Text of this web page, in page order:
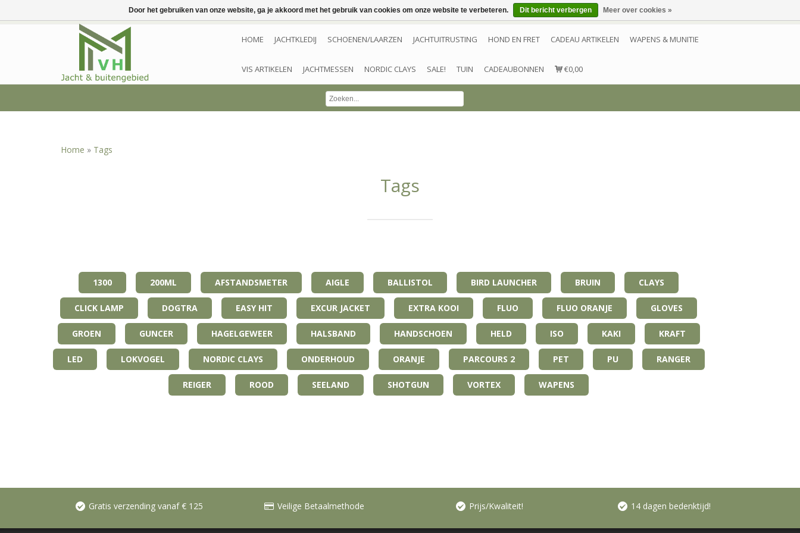
Inloggen Account aanmaken
HOME JACHTKLEDIJ SCHOENEN/LAARZEN JACHTUITRUSTING HOND EN FRET CADEAU ARTIKELEN WAPENS & MUNITIE
VIS ARTIKELEN JACHTMESSEN NORDIC CLAYS SALE! TUIN CADEAUBONNEN €0,00
Home » Tags
Tags
1300 200ML AFSTANDSMETER AIGLE BALLISTOL BIRD LAUNCHER BRUIN CLAYS
CLICK LAMP DOGTRA EASY HIT EXCUR JACKET EXTRA KOOI FLUO FLUO ORANJE GLOVES
GROEN GUNCER HAGELGEWEER HALSBAND HANDSCHOEN HELD ISO KAKI KRAFT
LED LOKVOGEL NORDIC CLAYS ONDERHOUD ORANJE PARCOURS 2 PET PU RANGER
REIGER ROOD SEELAND SHOTGUN VORTEX WAPENS
Gratis verzending vanaf € 125 Veilige Betaalmethode Prijs/Kwaliteit! 14 dagen bedenktijd!
Door het gebruiken van onze website, ga je akkoord met het gebruik van cookies om onze website te verbeteren. Dit bericht verbergen Meer over cookies »